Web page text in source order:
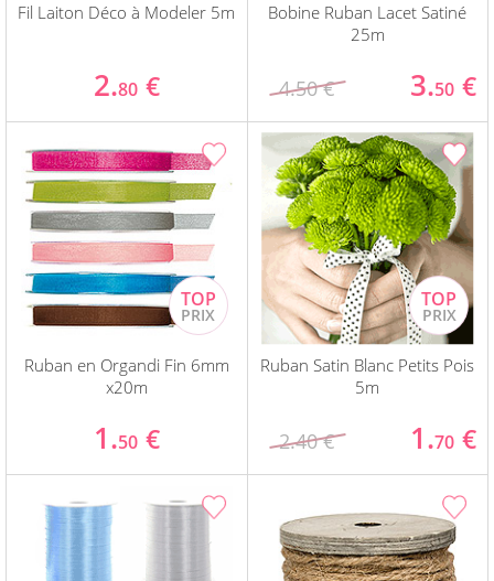
Fil Laiton Déco à Modeler 5m
2.80 €
Bobine Ruban Lacet Satiné
25m
4.50 € 3.50 €
Ruban en Organdi Fin 6mm
x20m
1.50 €
Ruban Satin Blanc Petits Pois
5m
2.40 € 1.70 €